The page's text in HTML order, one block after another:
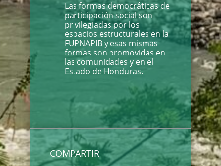
Las formas democráticas de
participación social son
privilegiadas por los
espacios estructurales en la
FUPNAPIB y esas mismas
formas son promovidas en
las comunidades y en el
Estado de Honduras.
COMPARTIR